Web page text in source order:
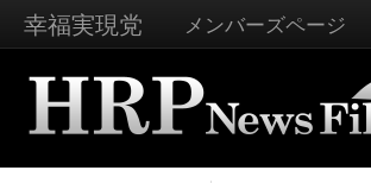
幸福実現党 メンバーズページ